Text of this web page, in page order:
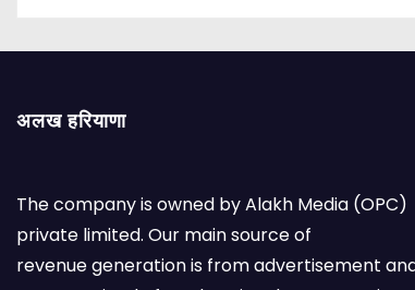
अलख हरियाणा
The company is owned by Alakh Media (OPC)
private limited. Our main source of
revenue generation is from advertisement